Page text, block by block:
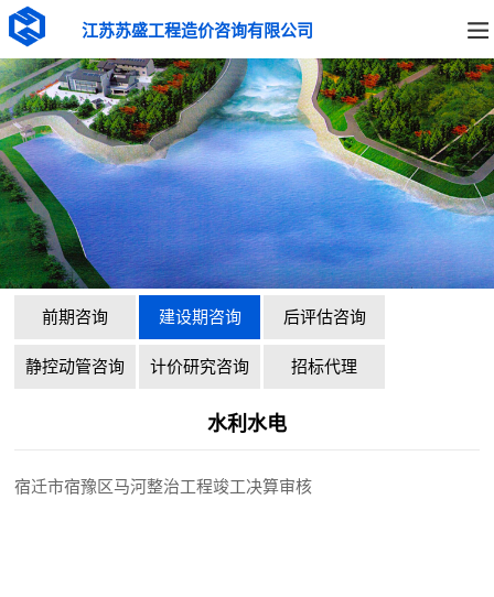
江苏苏盛工程造价咨询有限公司
前期咨询 建设期咨询 后评估咨询
静控动管咨询 计价研究咨询 招标代理
水利水电
宿迁市宿豫区马河整治工程竣工决算审核